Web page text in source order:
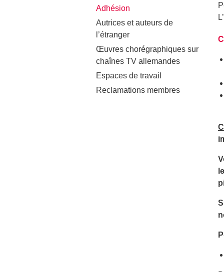
Adhésion
Autrices et auteurs de
l’étranger
Œuvres chorégraphiques sur
chaînes TV allemandes
Espaces de travail
Reclamations membres